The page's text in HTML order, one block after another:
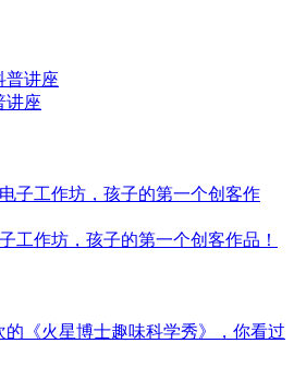
讲座
工作坊，孩子的第一个创客作品！